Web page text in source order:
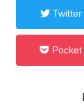
Twitter
Pocket